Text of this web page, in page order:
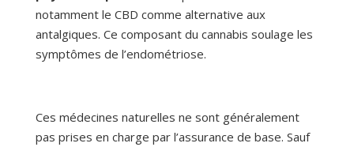
notamment le CBD comme alternative aux
antalgiques. Ce composant du cannabis soulage les
symptômes de l’endométriose.
Ces médecines naturelles ne sont généralement
pas prises en charge par l’assurance de base. Sauf